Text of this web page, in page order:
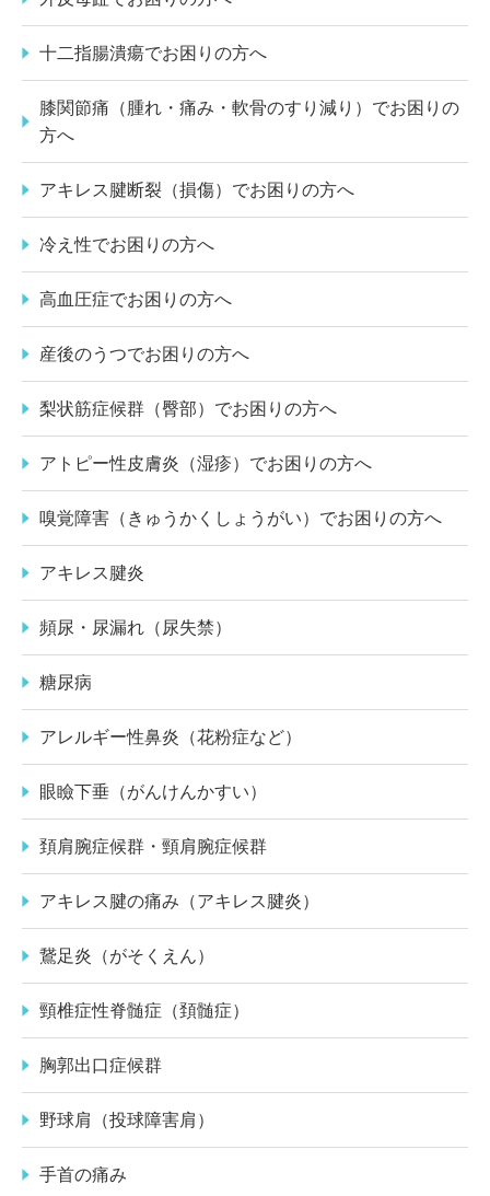
十二指腸潰瘍でお困りの方へ
膝関節痛（腫れ・痛み・軟骨のすり減り）でお困りの
方へ
アキレス腱断裂（損傷）でお困りの方へ
冷え性でお困りの方へ
高血圧症でお困りの方へ
産後のうつでお困りの方へ
梨状筋症候群（臀部）でお困りの方へ
アトピー性皮膚炎（湿疹）でお困りの方へ
嗅覚障害（きゅうかくしょうがい）でお困りの方へ
アキレス腱炎
頻尿・尿漏れ（尿失禁）
糖尿病
アレルギー性鼻炎（花粉症など）
眼瞼下垂（がんけんかすい）
頚肩腕症候群・頸肩腕症候群
アキレス腱の痛み（アキレス腱炎）
鵞足炎（がそくえん）
頸椎症性脊髄症（頚髄症）
胸郭出口症候群
野球肩（投球障害肩）
手首の痛み